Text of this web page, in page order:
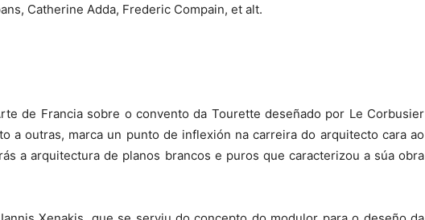
Catherine Adda, Frederic Compain, et alt.
de Francia sobre o convento da Tourette deseñado por Le Corbusier
a outras, marca un punto de inflexión na carreira do arquitecto cara ao
a arquitectura de planos brancos e puros que caracterizou a súa obra